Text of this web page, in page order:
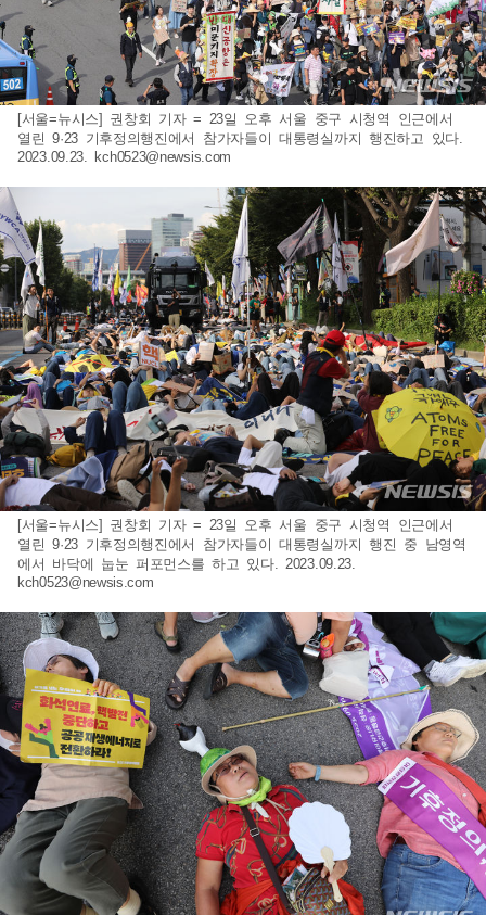
[서울=뉴시스] 권창회 기자 = 23일 오후 서울 중구 시청역 인근에서
열린 9·23 기후정의행진에서 참가자들이 대통령실까지 행진하고 있다.
2023.09.23.
kch0523@newsis.com
[서울=뉴시스] 권창회 기자 = 23일 오후 서울 중구 시청역 인근에서
열린 9·23 기후정의행진에서 참가자들이 대통령실까지 행진 중 남영역
에서 바닥에 눕눈 퍼포먼스를 하고 있다. 2023.09.23.
kch0523@newsis.com